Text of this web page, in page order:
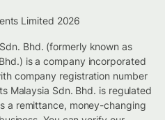
Limited 2026
Bhd. (formerly known as
is a company incorporated
company registration number
Malaysia Sdn. Bhd. is regulated
a remittance, money-changing